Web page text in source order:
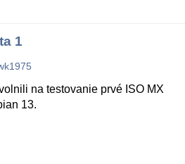
1
na testovanie prvé ISO MX
13.